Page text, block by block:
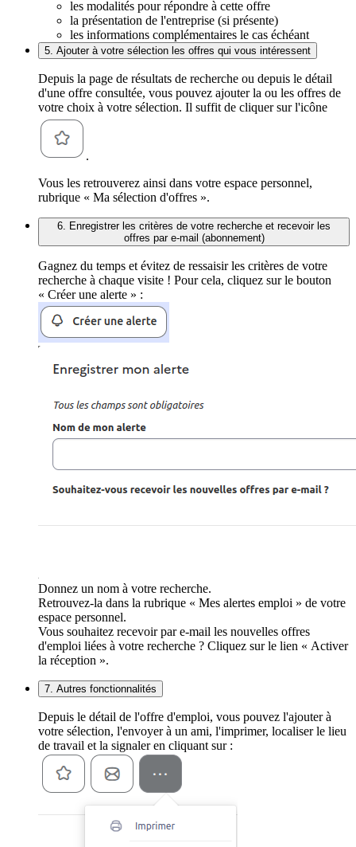
les modalités pour répondre à cette offre
la présentation de l'entreprise (si présente)
les informations complémentaires le cas échéant
5. Ajouter à votre sélection les offres qui vous intéressent
Depuis la page de résultats de recherche ou depuis le détail
d'une offre consultée, vous pouvez ajouter la ou les offres de
votre choix à votre sélection. Il suffit de cliquer sur l'icône
.
Vous les retrouverez ainsi dans votre espace personnel,
rubrique « Ma sélection d'offres ».
6. Enregistrer les critères de votre recherche et recevoir les
offres par e-mail (abonnement)
Gagnez du temps et évitez de ressaisir les critères de votre
recherche à chaque visite ! Pour cela, cliquez sur le bouton
« Créer une alerte » :
Donnez un nom à votre recherche.
Retrouvez-la dans la rubrique « Mes alertes emploi » de votre
espace personnel.
Vous souhaitez recevoir par e-mail les nouvelles offres
d'emploi liées à votre recherche ? Cliquez sur le lien « Activer
la réception ».
7. Autres fonctionnalités
Depuis le détail de l'offre d'emploi, vous pouvez l'ajouter à
votre sélection, l'envoyer à un ami, l'imprimer, localiser le lieu
de travail et la signaler en cliquant sur :